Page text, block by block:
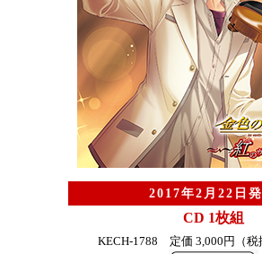
2017年2月22日
CD 1枚組
KECH-1788 定価 3,000円（税